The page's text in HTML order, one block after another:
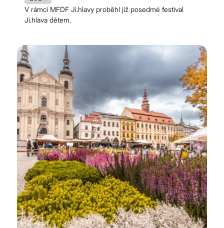
V rámci MFDF Ji.hlavy proběhl již posedmé festival
Ji.hlava dětem.